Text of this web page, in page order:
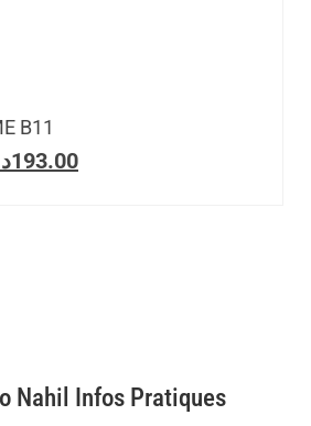
B11
193.00
Nahil Infos Pratiques